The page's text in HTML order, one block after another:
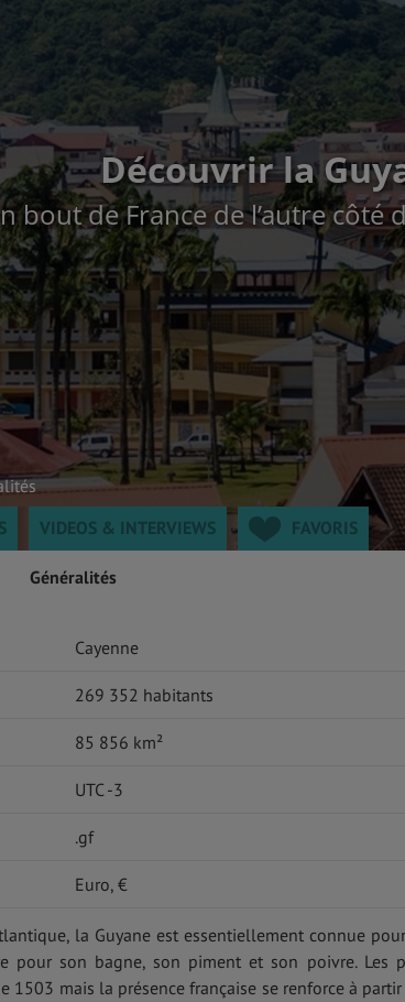
Découvrir la
bout de France de l’autre côté
VIDEOS & INTERVIEWS FAVORIS
Généralités
Cayenne
269 352 habitants
85 856 km²
UTC -3
.gf
Euro, €
la Guyane est essentiellement connue
pour son bagne, son piment et son poivre. Les
1503 mais la présence française se renforce à